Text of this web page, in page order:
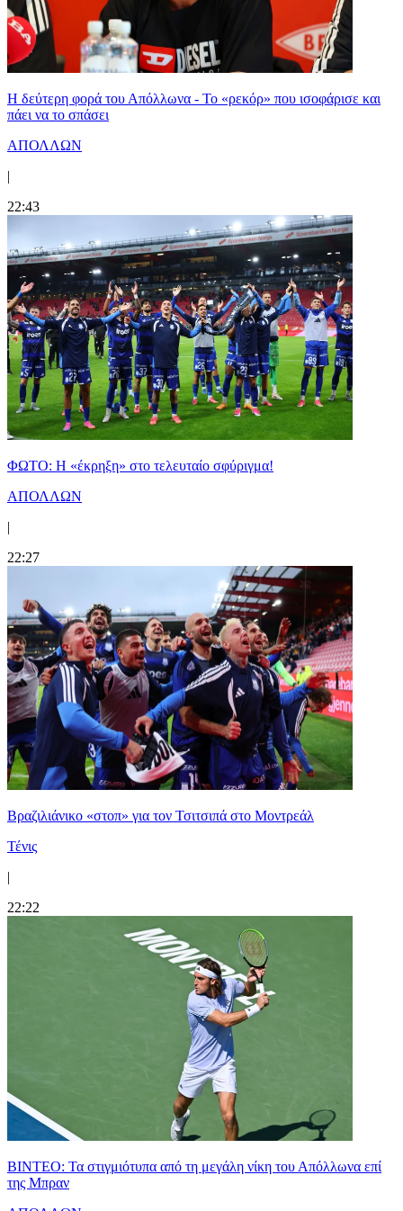
Η δεύτερη φορά του Απόλλωνα - Το «ρεκόρ» που ισοφάρισε και
πάει να το σπάσει
ΑΠΟΛΛΩΝ
|
22:43
ΦΩΤΟ: Η «έκρηξη» στο τελευταίο σφύριγμα!
ΑΠΟΛΛΩΝ
|
22:27
Βραζιλιάνικο «στοπ» για τον Τσιτσιπά στο Μοντρεάλ
Τένις
|
22:22
ΒΙΝΤΕΟ: Τα στιγμιότυπα από τη μεγάλη νίκη του Απόλλωνα επί
της Μπραν